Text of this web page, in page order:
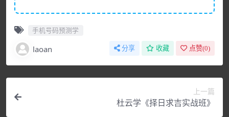
手机号码预测学
laoan 分享 收藏 点赞(0)
上一篇
杜云学《择日求吉实战班》